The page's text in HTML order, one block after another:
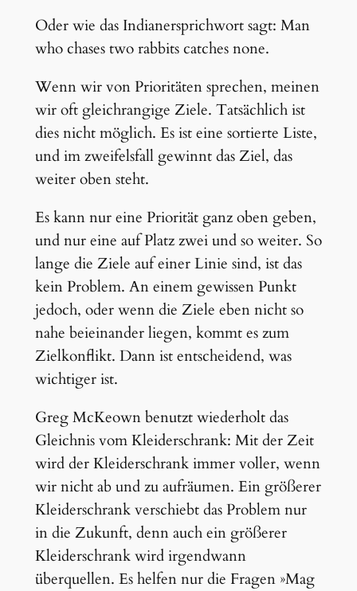
Oder wie das Indianersprichwort sagt: Man
who chases two rabbits catches none.
Wenn wir von Prioritäten sprechen, meinen
wir oft gleichrangige Ziele. Tatsächlich ist
dies nicht möglich. Es ist eine sortierte Liste,
und im zweifelsfall gewinnt das Ziel, das
weiter oben steht.
Es kann nur eine Priorität ganz oben geben,
und nur eine auf Platz zwei und so weiter. So
lange die Ziele auf einer Linie sind, ist das
kein Problem. An einem gewissen Punkt
jedoch, oder wenn die Ziele eben nicht so
nahe beieinander liegen, kommt es zum
Zielkonflikt. Dann ist entscheidend, was
wichtiger ist.
Greg McKeown benutzt wiederholt das
Gleichnis vom Kleiderschrank: Mit der Zeit
wird der Kleiderschrank immer voller, wenn
wir nicht ab und zu aufräumen. Ein größerer
Kleiderschrank verschiebt das Problem nur
in die Zukunft, denn auch ein größerer
Kleiderschrank wird irgendwann
überquellen. Es helfen nur die Fragen »Mag